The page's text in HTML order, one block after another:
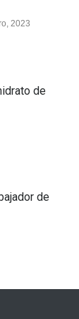
2023
de
de